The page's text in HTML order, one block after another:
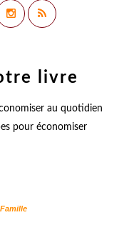
livre
pour économiser